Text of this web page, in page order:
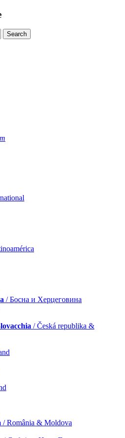
/ Босна и Херцеговина
/ Česká republika &
/ România & Moldova